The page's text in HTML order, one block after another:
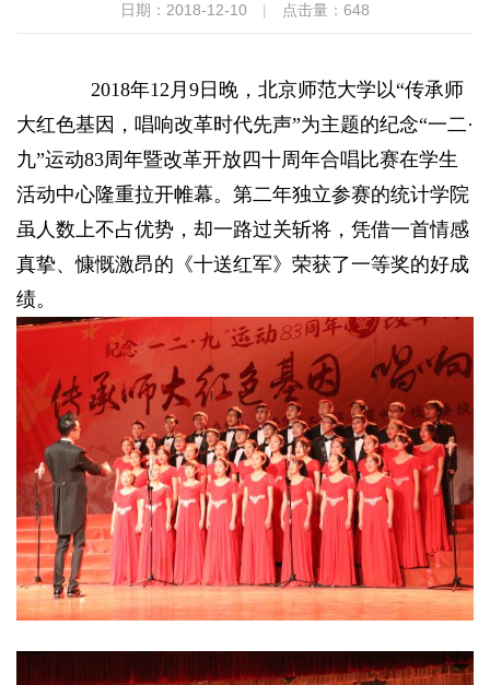
日期：2018-12-10 | 点击量： 648
2018年12 月 9 日晚，北京师范大学以“传承师
大红色基因，唱响改革时代先声”为主题的纪念“一二·
九”运动83周年暨改革开放四十周年合唱比赛在学生
活动中心隆重拉开帷幕。第二年独立参赛的统计学院
虽人数上不占优势，却一路过关斩将，凭借一首情感
真挚、慷慨激昂的《十送红军》荣获了一等奖的好成
绩。